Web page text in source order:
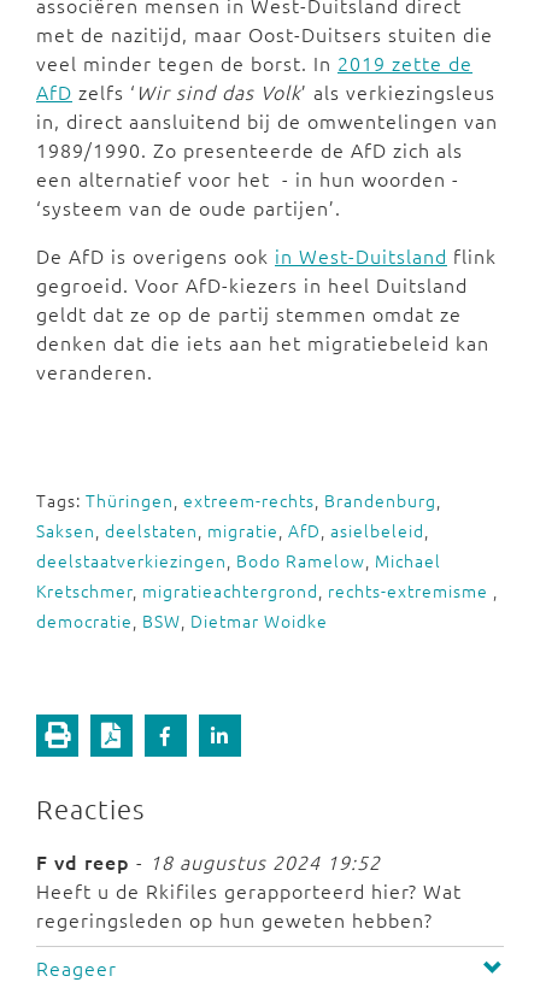
met de nazitijd, maar Oost-Duitsers stuiten die
veel minder tegen de borst. In 2019 zette de
AfD zelfs ‘ Wir sind das Volk’ als verkiezingsleus
in, direct aansluitend bij de omwentelingen van
1989/1990. Zo presenteerde de AfD zich als
een alternatief voor het - in hun woorden -
‘systeem van de oude partijen’.
De AfD is overigens ook in West-Duitsland flink
gegroeid. Voor AfD-kiezers in heel Duitsland
geldt dat ze op de partij stemmen omdat ze
denken dat die iets aan het migratiebeleid kan
veranderen.
Tags: Thüringen extreem-rechts Brandenburg
Saksen deelstaten migratie AfD asielbeleid
deelstaatverkiezingen Bodo Ramelow Michael
Kretschmer migratieachtergrond rechts-extremisme
democratie BSW Dietmar Woidke
Reacties
F vd reep - 18 augustus 2024 19:52
Heeft u de Rkifiles gerapporteerd hier? Wat
regeringsleden op hun geweten hebben?
Reageer